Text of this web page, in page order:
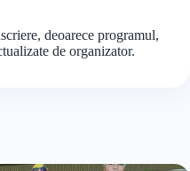
deoarece programul,
de organizator.